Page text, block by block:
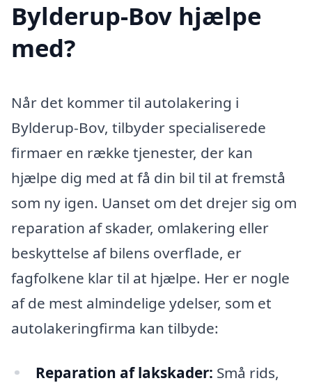
Bylderup-Bov hjælpe
med?
Når det kommer til autolakering i
Bylderup-Bov, tilbyder specialiserede
firmaer en række tjenester, der kan
hjælpe dig med at få din bil til at fremstå
som ny igen. Uanset om det drejer sig om
reparation af skader, omlakering eller
beskyttelse af bilens overflade, er
fagfolkene klar til at hjælpe. Her er nogle
af de mest almindelige ydelser, som et
autolakeringfirma kan tilbyde:
Reparation af lakskader: Små rids,